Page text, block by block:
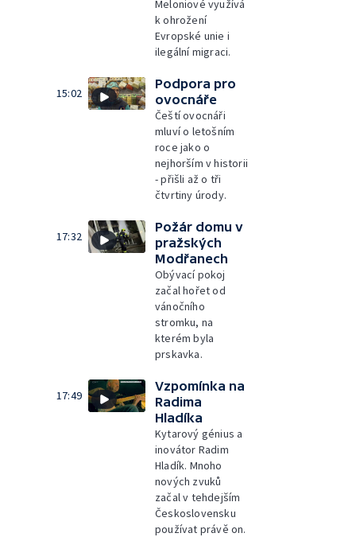
Meloniové využívá
k ohrožení
Evropské unie i
ilegální migraci.
15:02
Podpora pro
ovocnáře
Čeští ovocnáři
mluví o letošním
roce jako o
nejhorším v historii
- přišli až o tři
čtvrtiny úrody.
17:32
Požár domu v
pražských
Modřanech
Obývací pokoj
začal hořet od
vánočního
stromku, na
kterém byla
prskavka.
17:49
Vzpomínka na
Radima
Hladíka
Kytarový génius a
inovátor Radim
Hladík. Mnoho
nových zvuků
začal v tehdejším
Československu
používat právě on.